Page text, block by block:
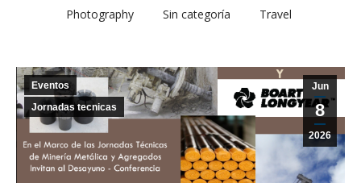
Photography
Sin categoría Travel
Jun
8
2026
Eventos
Jornadas tecnicas